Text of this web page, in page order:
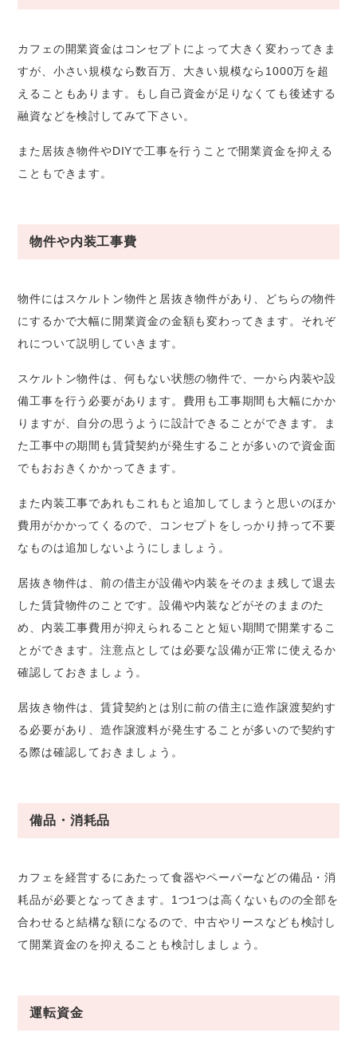
カフェの開業資金はコンセプトによって大きく変わってきま
すが、小さい規模なら数百万、大きい規模なら1000万を超
えることもあります。もし自己資金が足りなくても後述する
融資などを検討してみて下さい。
また居抜き物件やDIYで工事を行うことで開業資金を抑える
こともできます。
物件や内装工事費
物件にはスケルトン物件と居抜き物件があり、どちらの物件
にするかで大幅に開業資金の金額も変わってきます。それぞ
れについて説明していきます。
スケルトン物件は、何もない状態の物件で、一から内装や設
備工事を行う必要があります。費用も工事期間も大幅にかか
りますが、自分の思うように設計できることができます。ま
た工事中の期間も賃貸契約が発生することが多いので資金面
でもおおきくかかってきます。
また内装工事であれもこれもと追加してしまうと思いのほか
費用がかかってくるので、コンセプトをしっかり持って不要
なものは追加しないようにしましょう。
居抜き物件は、前の借主が設備や内装をそのまま残して退去
した賃貸物件のことです。設備や内装などがそのままのた
め、内装工事費用が抑えられることと短い期間で開業するこ
とができます。注意点としては必要な設備が正常に使えるか
確認しておきましょう。
居抜き物件は、賃貸契約とは別に前の借主に造作譲渡契約す
る必要があり、造作譲渡料が発生することが多いので契約す
る際は確認しておきましょう。
備品・消耗品
カフェを経営するにあたって食器やペーパーなどの備品・消
耗品が必要となってきます。1つ1つは高くないものの全部を
合わせると結構な額になるので、中古やリースなども検討し
て開業資金のを抑えることも検討しましょう。
運転資金